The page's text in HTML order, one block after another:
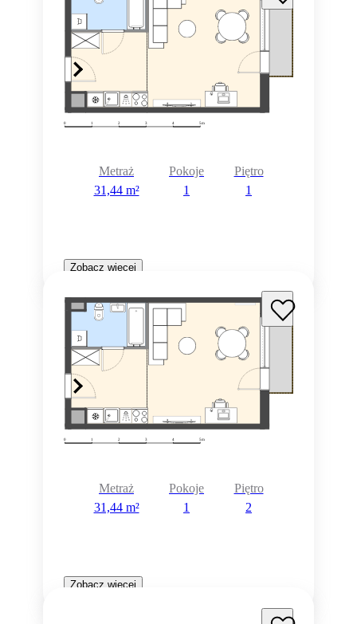
Metraż
31,44 m²
Pokoje
1
Piętro
1
Zobacz więcej
Metraż
31,44 m²
Pokoje
1
Piętro
2
Zobacz więcej